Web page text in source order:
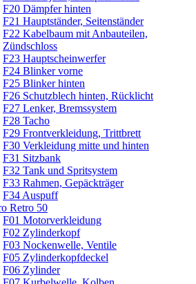
F20 Dämpfer hinten
F21 Hauptständer, Seitenständer
F22 Kabelbaum mit Anbauteilen,
Zündschloss
F23 Hauptscheinwerfer
F24 Blinker vorne
F25 Blinker hinten
F26 Schutzblech hinten, Rücklicht
F27 Lenker, Bremssystem
F28 Tacho
F29 Frontverkleidung, Trittbrett
F30 Verkleidung mitte und hinten
F31 Sitzbank
F32 Tank und Spritsystem
F33 Rahmen, Gepäckträger
F34 Auspuff
Retro 50
F01 Motorverkleidung
F02 Zylinderkopf
F03 Nockenwelle, Ventile
F05 Zylinderkopfdeckel
F06 Zylinder